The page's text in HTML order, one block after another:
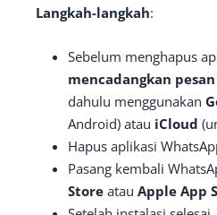
Langkah-langkah:
Sebelum menghapus
mencadangkan
dahulu menggunakan
Android) atau iCloud
Hapus aplikasi
Pasang kembali
Store atau Apple App